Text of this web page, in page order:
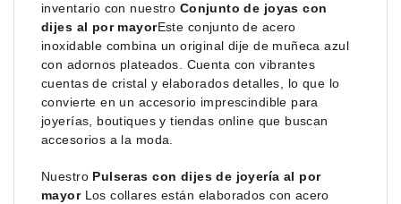
inventario con nuestro Conjunto de joyas con
dijes al por mayorEste conjunto de acero
inoxidable combina un original dije de muñeca azul
con adornos plateados. Cuenta con vibrantes
cuentas de cristal y elaborados detalles, lo que lo
convierte en un accesorio imprescindible para
joyerías, boutiques y tiendas online que buscan
accesorios a la moda.
Nuestro Pulseras con dijes de joyería al por
mayorLos collares están elaborados con acero